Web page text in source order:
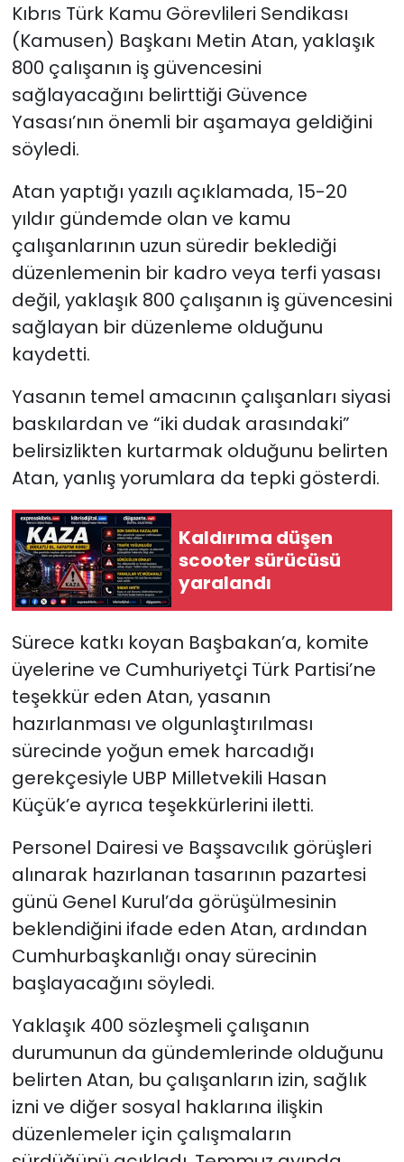
Kıbrıs Türk Kamu Görevlileri Sendikası
(Kamusen) Başkanı Metin Atan, yaklaşık
800 çalışanın iş güvencesini
sağlayacağını belirttiği Güvence
Yasası’nın önemli bir aşamaya geldiğini
söyledi.
Atan yaptığı yazılı açıklamada, 15-20
yıldır gündemde olan ve kamu
çalışanlarının uzun süredir beklediği
düzenlemenin bir kadro veya terfi yasası
değil, yaklaşık 800 çalışanın iş güvencesini
sağlayan bir düzenleme olduğunu
kaydetti.
Yasanın temel amacının çalışanları siyasi
baskılardan ve “iki dudak arasındaki”
belirsizlikten kurtarmak olduğunu belirten
Atan, yanlış yorumlara da tepki gösterdi.
Kaldırıma düşen
scooter sürücüsü
yaralandı
Sürece katkı koyan Başbakan’a, komite
üyelerine ve Cumhuriyetçi Türk Partisi’ne
teşekkür eden Atan, yasanın
hazırlanması ve olgunlaştırılması
sürecinde yoğun emek harcadığı
gerekçesiyle UBP Milletvekili Hasan
Küçük’e ayrıca teşekkürlerini iletti.
Personel Dairesi ve Başsavcılık görüşleri
alınarak hazırlanan tasarının pazartesi
günü Genel Kurul’da görüşülmesinin
beklendiğini ifade eden Atan, ardından
Cumhurbaşkanlığı onay sürecinin
başlayacağını söyledi.
Yaklaşık 400 sözleşmeli çalışanın
durumunun da gündemlerinde olduğunu
belirten Atan, bu çalışanların izin, sağlık
izni ve diğer sosyal haklarına ilişkin
düzenlemeler için çalışmaların
Spor
Teknoloji
TÜRKiYE
YAŞAM
Yazarlar